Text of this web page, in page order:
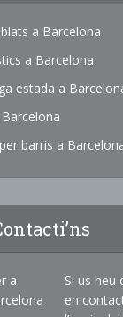
a Barcelona
a Barcelona
estada a
barris a
Si us heu
en